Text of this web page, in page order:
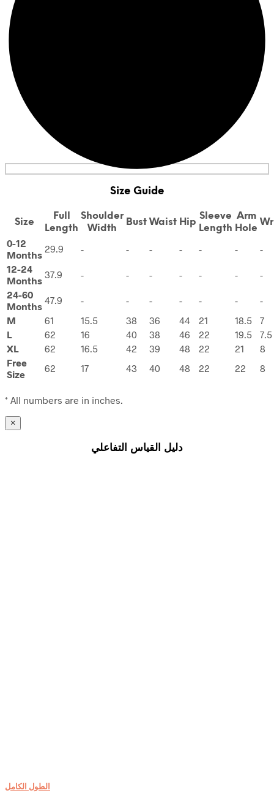
Size Guide
Size
Full
Length
Shoulder
Width
Bust Waist Hip
Sleeve
Length
Arm
Hole
0-12
Months
29.9 - - - - - -
-
12-24
Months
37.9 - - - - - -
-
24-60
Months
47.9 - - - - - -
-
M
61 15.5 38 36 44 21 18.5
7
L
62 16 40 38 46 22 19.5
7.5
XL
62 16.5 42 39 48 22 21
8
Free
Size
62 17 43 40 48 22 22 8
* All numbers are in inches.
×
دليل القياس التفاعلي
الطول الكامل